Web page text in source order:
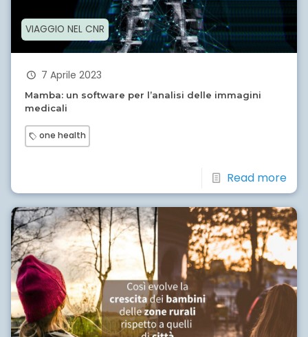
VIAGGIO NEL CNR
7 Aprile 2023
Mamba: un software per l’analisi delle immagini
medicali
one health
Read more